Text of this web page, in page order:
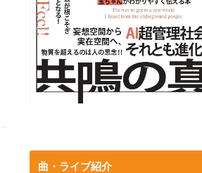
曲・ライブ紹介